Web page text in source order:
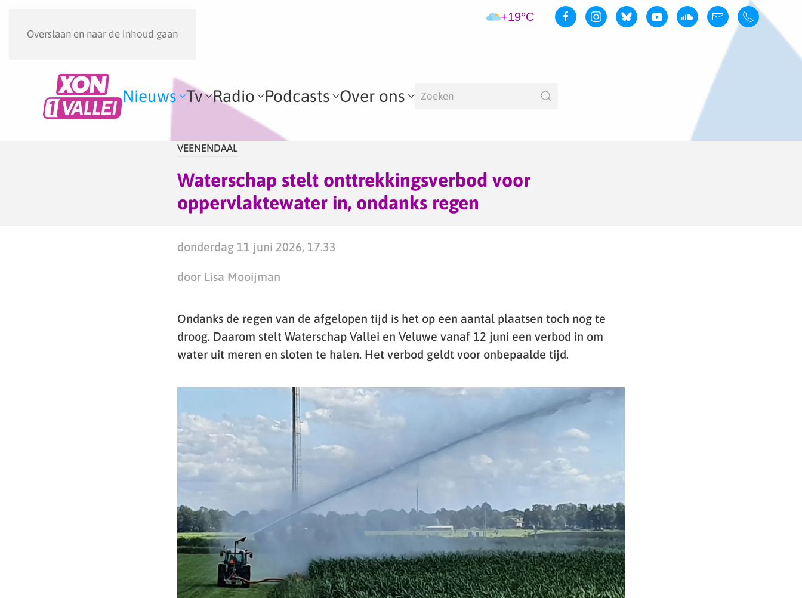
Overslaan en naar de inhoud gaan
+19°C
Nieuws Tv Radio Podcasts Over ons
VEENENDAAL
Waterschap stelt onttrekkingsverbod voor
oppervlaktewater in, ondanks regen
donderdag 11 juni 2026, 17.33
door Lisa Mooijman
Ondanks de regen van de afgelopen tijd is het op een aantal plaatsen toch nog te
droog. Daarom stelt Waterschap Vallei en Veluwe vanaf 12 juni een verbod in om
water uit meren en sloten te halen. Het verbod geldt voor onbepaalde tijd.